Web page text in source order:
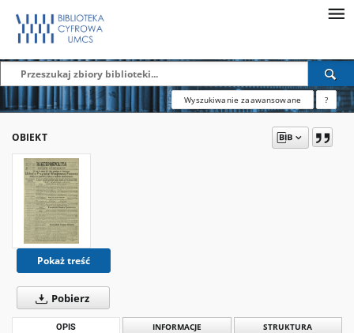
Wyszukiwanie zaawansowane ?
OBIEKT
Pokaż treść
Pobierz
OPIS INFORMACJE STRUKTURA